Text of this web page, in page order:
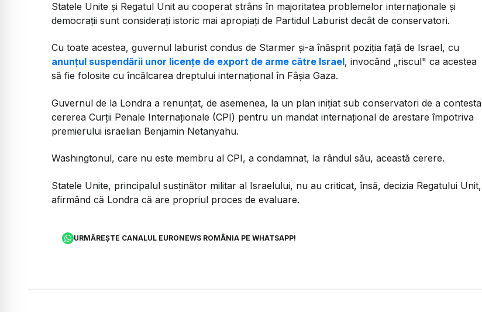
Statele Unite şi Regatul Unit au cooperat strâns în majoritatea problemelor internaţionale şi
democraţii sunt consideraţi istoric mai apropiaţi de Partidul Laburist decât de conservatori.
Cu toate acestea, guvernul laburist condus de Starmer şi-a înăsprit poziţia faţă de Israel, cu
anunţul suspendării unor licenţe de export de arme către Israel, invocând „riscul" ca acestea
să fie folosite cu încălcarea dreptului internaţional în Fâşia Gaza.
Guvernul de la Londra a renunţat, de asemenea, la un plan iniţiat sub conservatori de a contesta
cererea Curţii Penale Internaţionale (CPI) pentru un mandat internaţional de arestare împotriva
premierului israelian Benjamin Netanyahu.
Washingtonul, care nu este membru al CPI, a condamnat, la rândul său, această cerere.
Statele Unite, principalul susţinător militar al Israelului, nu au criticat, însă, decizia Regatului Unit,
afirmând că Londra că are propriul proces de evaluare.
URMĂREȘTE CANALUL EURONEWS ROMÂNIA PE WHATSAPP!